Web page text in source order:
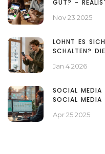
GUT? -
Nov 23 2025
LOHNT ES
SCHALTEN?
Jan 4 2026
SOCIAL MEDIA
SOCIAL MEDIA
Apr 25 2025